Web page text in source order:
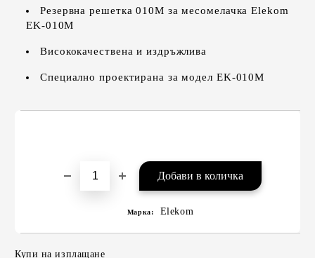
Резервна решетка 010M за месомелачка Elekom
EK-010M
Висококачествена и издръжлива
Специално проектирана за модел EK-010M
Марка: Elekom
Купи на изплащане